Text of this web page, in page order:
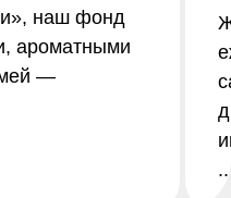
наш фонд
ароматными
—